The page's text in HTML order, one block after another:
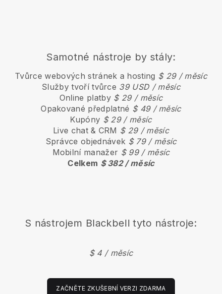
Samotné nástroje by stály:
Tvůrce webových stránek a hosting $ 29 / měsíc
Služby tvoří tvůrce 39 USD / měsíc
Online platby $ 29 / měsíc
Opakované předplatné $ 49 / měsíc
Kupóny $ 29 / měsíc
Live chat & CRM $ 29 / měsíc
Správce objednávek $ 79 / měsíc
Mobilní manažer $ 99 / měsíc
Celkem $ 382 / měsíc
S nástrojem Blackbell tyto nástroje:
$ 4 / měsíc
ZAČNĚTE ZKUŠEBNÍ VERZI ZDARMA